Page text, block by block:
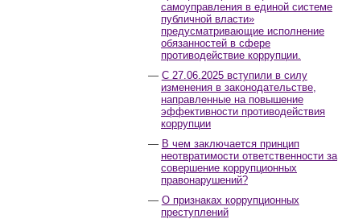
самоуправления в единой системе
публичной власти»
предусматривающие исполнение
обязанностей в сфере
противодействие коррупции.
С 27.06.2025 вступили в силу
изменения в законодательстве,
направленные на повышение
эффективности противодействия
коррупции
В чем заключается принцип
неотвратимости ответственности за
совершение коррупционных
правонарушений?
О признаках коррупционных
преступлений